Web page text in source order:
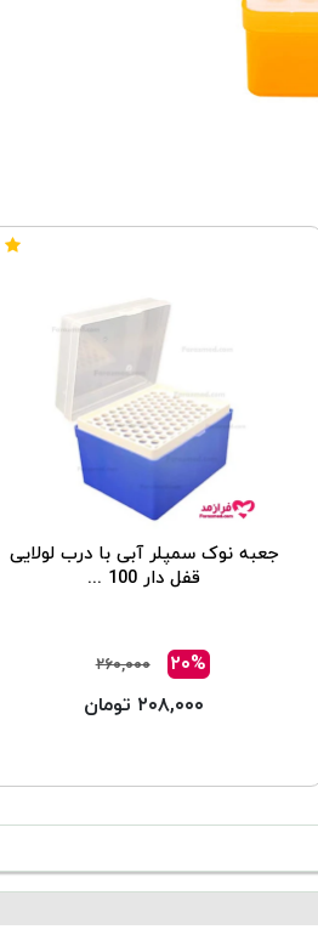
جعبه نوک سمپلر آبی با درب لولایی
قفل دار 100 ...
۲۰% ۲۶۰,۰۰۰
۲۰۸,۰۰۰ تومان